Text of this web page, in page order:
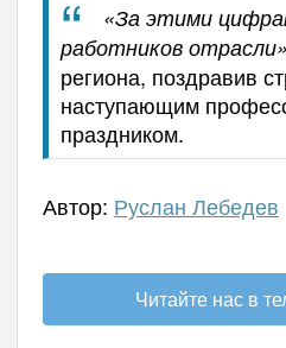
«За этими
работников
региона, поздравив
наступающим
праздником.
Автор: Руслан Лебедев
Читайте нас в